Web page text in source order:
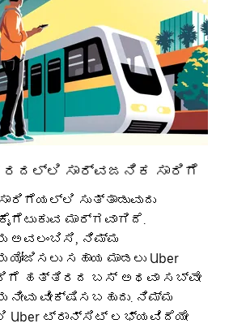
ಸಾರ್ವಜನಿಕ ಸಾರಿಗೆ
ಸುತ್ತಾಡುವುದು
ಮಾರ್ಗವಾಗಿದೆ.
ಅವಲಂಬಿಸಿ, ನಿಮ್ಮ
ಸಹಾಯ ಮಾಡಲು Uber
ಹತ್ತಿರದ ಬಸ್ ಅಥವಾ ಸಬ್‌ವೇ
ವೀಕ್ಷಿಸಬಹುದು. ನಿಮ್ಮ
Uber ಟ್ರಾನ್ಸಿಟ್ ಲಭ್ಯವಿದೆಯೇ